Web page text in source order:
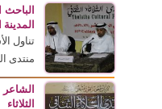
تناول
منتدى
الثلاثاء